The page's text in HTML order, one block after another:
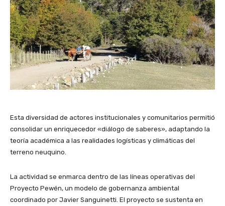
Esta diversidad de actores institucionales y comunitarios permitió
consolidar un enriquecedor «diálogo de saberes», adaptando la
teoría académica a las realidades logísticas y climáticas del
terreno neuquino.
La actividad se enmarca dentro de las líneas operativas del
Proyecto Pewén, un modelo de gobernanza ambiental
coordinado por Javier Sanguinetti. El proyecto se sustenta en